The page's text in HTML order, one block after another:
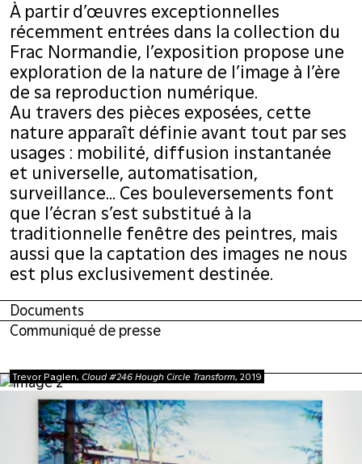
À partir d’œuvres exceptionnelles
récemment entrées dans la collection du
Frac Normandie, l’exposition propose une
exploration de la nature de l’image à l’ère
de sa reproduction numérique.
Au travers des pièces exposées, cette
nature apparaît définie avant tout par ses
usages : mobilité, diffusion instantanée
et universelle, automatisation,
surveillance... Ces bouleversements font
que l’écran s’est substitué à la
traditionnelle fenêtre des peintres, mais
aussi que la captation des images ne nous
est plus exclusivement destinée.
Documents
Communiqué de presse
Trevor Paglen, Cloud #246 Hough Circle Transform, 2019